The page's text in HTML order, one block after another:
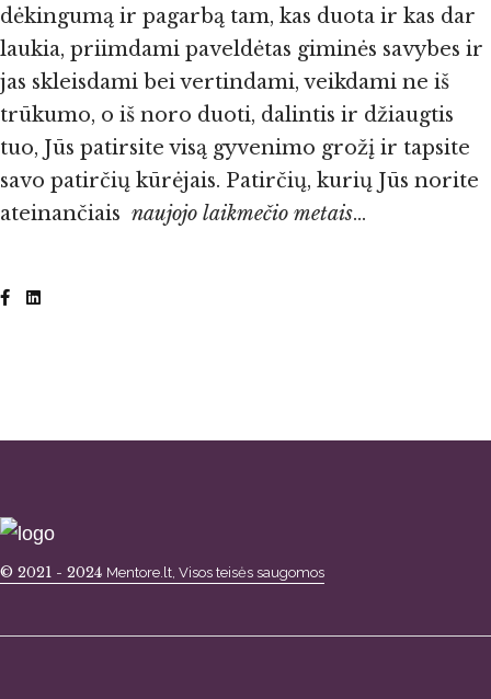
dėkingumą ir pagarbą tam, kas duota ir kas dar
laukia, priimdami paveldėtas giminės savybes ir
jas skleisdami bei vertindami, veikdami ne iš
trūkumo, o iš noro duoti, dalintis ir džiaugtis
tuo, Jūs patirsite visą gyvenimo grožį ir tapsite
savo patirčių kūrėjais. Patirčių, kurių Jūs norite
ateinančiais naujojo laikmečio metais…
© 2021 - 2024 Mentore.lt, Visos teisės saugomos